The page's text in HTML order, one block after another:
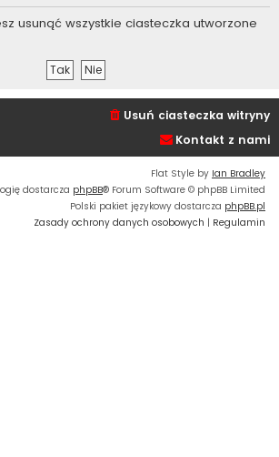
usunąć wszystkie ciasteczka utworzone
Usuń ciasteczka witryny
Kontakt z nami
Flat Style by Ian Bradley
dostarcza phpBB® Forum Software © phpBB Limited
Polski pakiet językowy dostarcza phpBB.pl
Zasady ochrony danych osobowych | Regulamin